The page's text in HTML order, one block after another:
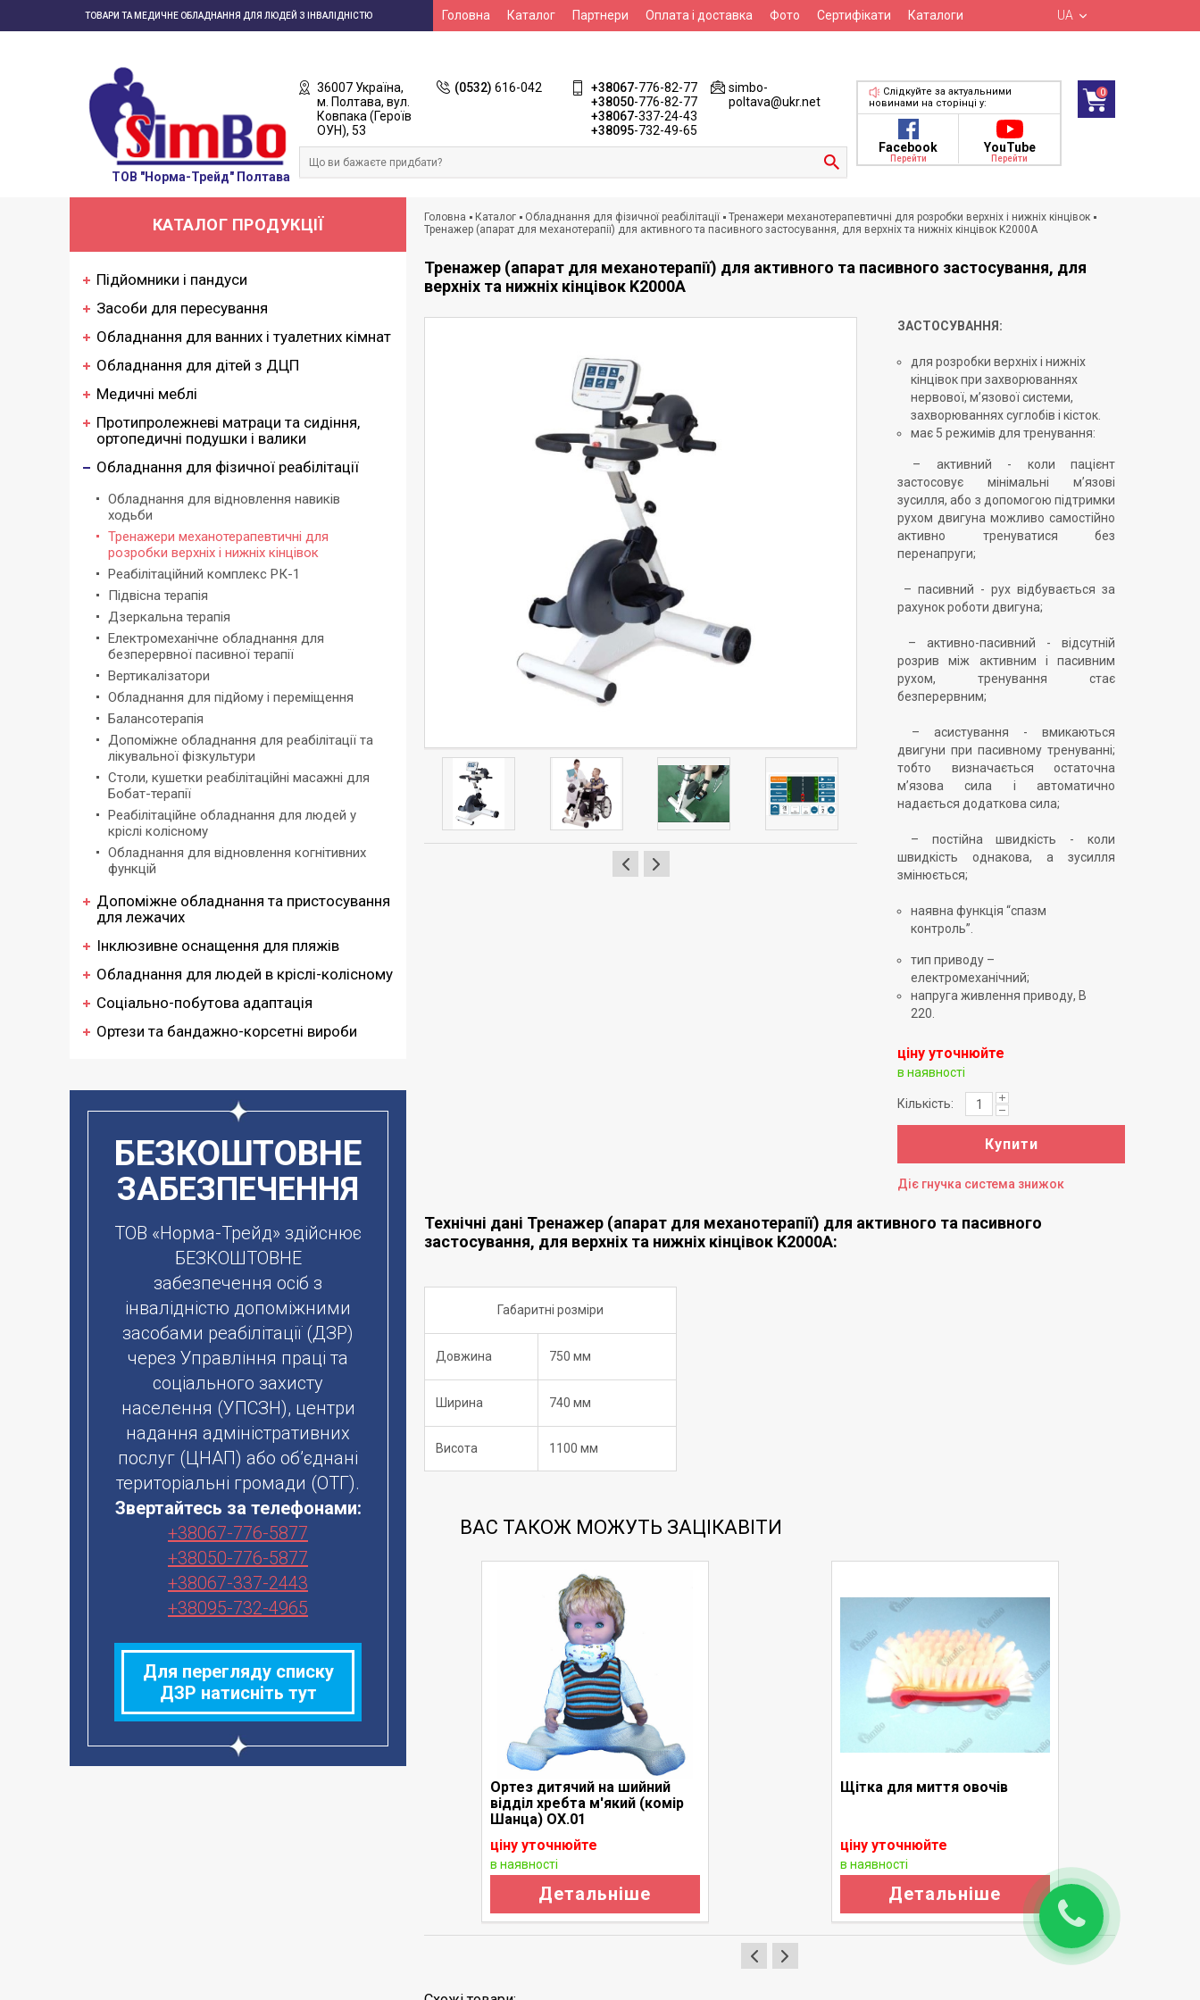
ТОВАРИ ТА МЕДИЧНЕ ОБЛАДНАННЯ ДЛЯ ЛЮДЕЙ З ІНВАЛІДНІСТЮ Головна Каталог Партнери Оплата і доставка Фото Сертифікати Каталоги UA
ТОВ "Норма-Трейд" Полтава
36007 Україна,
м. Полтава, вул.
Ковпака (Героїв
ОУН), 53
(0532) 616-042 +38067-776-82-77
+38050-776-82-77
+38067-337-24-43
+38095-732-49-65
simbo-
poltava@ukr.net
Слідкуйте за актуальними
новинами на сторінці у:
Facebook
Перейти
YouTube
Перейти
0
Головна Каталог Обладнання для фізичної реабілітації
Тренажери механотерапевтичні для розробки верхніх і нижніх кінцівок
Тренажер (апарат для механотерапії) для активного та пасивного застосування, для верхніх та нижніх кінцівок K2000A
Тренажер (апарат для механотерапії) для активного та пасивного застосування, для
верхніх та нижніх кінцівок K2000A
ЗАСТОСУВАННЯ:
для розробки верхніх і нижніх
кінцівок при захворюваннях
нервової, м’язової системи,
захворюваннях суглобів і кісток.
має 5 режимів для тренування:
– активний - коли пацієнт
застосовує мінімальні м’язові
зусилля, або з допомогою підтримки
рухом двигуна можливо самостійно
активно тренуватися без
перенапруги;
– пасивний - рух відбувається за
рахунок роботи двигуна;
– активно-пасивний - відсутній
розрив між активним і пасивним
рухом, тренування стає
безперервним;
– асистування - вмикаються
двигуни при пасивному тренуванні;
тобто визначається остаточна
м’язова сила і автоматично
надається додаткова сила;
– постійна швидкість - коли
швидкість однакова, а зусилля
змінюється;
наявна функція “спазм
контроль”.
тип приводу –
електромеханічний;
напруга живлення приводу, В
220.
ціну уточнюйте
в наявності
Кількість:
Купити
Діє гнучка система знижок
Технічні дані Тренажер (апарат для механотерапії) для активного та пасивного
застосування, для верхніх та нижніх кінцівок K2000A:
Габаритні розміри
Довжина 750 мм
Ширина 740 мм
Висота 1100 мм
ВАС ТАКОЖ МОЖУТЬ ЗАЦІКАВІТИ
Ортез дитячий на шийний
відділ хребта м'який (комір
Шанца) ОХ.01
ціну уточнюйте
в наявності
Детальніше
Щітка для миття овочів
ціну уточнюйте
в наявності
Детальніше
КАТАЛОГ ПРОДУКЦІЇ
Підйомники і пандуси
Засоби для пересування
Обладнання для ванних і туалетних кімнат
Обладнання для дітей з ДЦП
Медичні меблі
Протипролежневі матраци та сидіння,
ортопедичні подушки і валики
Обладнання для фізичної реабілітації
Обладнання для відновлення навиків
ходьби
Тренажери механотерапевтичні для
розробки верхніх і нижніх кінцівок
Реабілітаційний комплекс РК-1
Підвісна терапія
Дзеркальна терапія
Електромеханічне обладнання для
безперервної пасивної терапії
Вертикалізатори
Обладнання для підйому і переміщення
Балансотерапія
Допоміжне обладнання для реабілітації та
лікувальної фізкультури
Столи, кушетки реабілітаційні масажні для
Бобат-терапії
Реабілітаційне обладнання для людей у
кріслі колісному
Обладнання для відновлення когнітивних
функцій
Допоміжне обладнання та пристосування
для лежачих
Інклюзивне оснащення для пляжів
Обладнання для людей в кріслі-колісному
Соціально-побутова адаптація
Ортези та бандажно-корсетні вироби
БЕЗКОШТОВНЕ
ЗАБЕЗПЕЧЕННЯ
ТОВ «Норма-Трейд» здійснює
БЕЗКОШТОВНЕ
забезпечення осіб з
інвалідністю допоміжними
засобами реабілітації (ДЗР)
через Управління праці та
соціального захисту
населення (УПСЗН), центри
надання адміністративних
послуг (ЦНАП) або об’єднані
територіальні громади (ОТГ).
Звертайтесь за телефонами:
+38067-776-5877
+38050-776-5877
+38067-337-2443
+38095-732-4965
Для перегляду списку
ДЗР натисніть тут